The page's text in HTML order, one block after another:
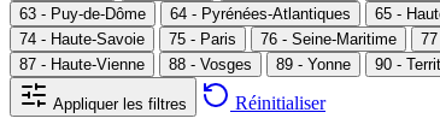
63 - Puy-de-Dôme
64 - Pyrénées-Atlantiques 65 -
74 - Haute-Savoie
75 - Paris 76 - Seine-Maritime
87 - Haute-Vienne
88 - Vosges 89 - Yonne 90 -
Appliquer les filtres Réinitialiser